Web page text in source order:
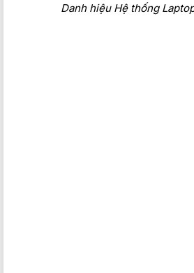
Danh hiệu Hệ thống